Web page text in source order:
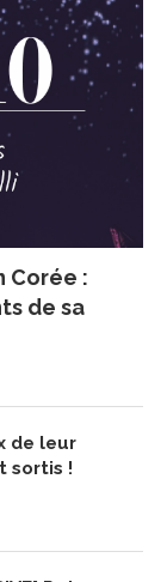
Corée :
de sa
de leur
sortis !